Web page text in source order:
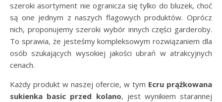
szeroki asortyment nie ogranicza się tylko do bluzek, choć
są one jednym z naszych flagowych produktów. Oprócz
nich, proponujemy szeroki wybór innych części garderoby.
To sprawia, że jesteśmy kompleksowym rozwiązaniem dla
osób szukających wysokiej jakości ubrań w atrakcyjnych
cenach.
Każdy produkt w naszej ofercie, w tym Ecru prążkowana
sukienka basic przed kolano, jest wynikiem starannej